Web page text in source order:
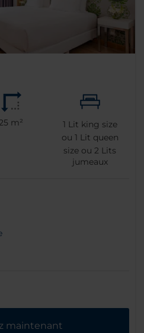
m² 1 Lit king size
ou 1 Lit queen
size ou2 Lits
jumeaux
maintenant